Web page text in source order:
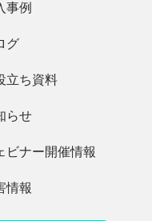
事例
グ
立ち資料
らせ
ビナー開催情報
情報